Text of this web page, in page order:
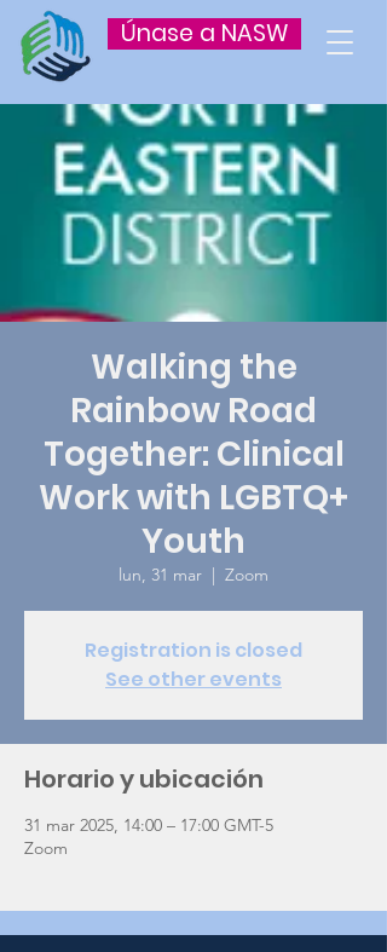
Únase a NASW
Walking the
Rainbow Road
Together: Clinical
Work with LGBTQ+
Youth
lun, 31 mar
  |
Zoom
Registration is closed
See other events
Horario y ubicación
31 mar 2025, 14:00 – 17:00 GMT-5
Zoom